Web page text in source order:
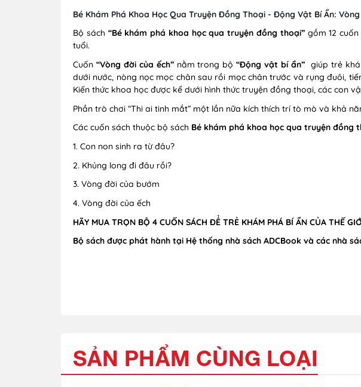
Bé Khám Phá Khoa Học Qua Truyện Đồng Thoại - Động Vật Bí Ẩn: Vòng
Bộ sách “Bé khám phá khoa học qua truyện đồng thoại”gồm 12 cuốn
tuổi.
Cuốn “Vòng đời của ếch”nằm trong bộ“Động vật bí ẩn” giúp trẻ
dưới nước, nòng nọc mọc chân sau rồi mọc chân trước và rụng đuôi,
Kiến thức khoa học được kể dưới hình thức truyện đồng thoại, các con
Phần trò chơi “Thi ai tinh mắt” một lần nữa kích thích trí tò mò và khả
Các cuốn sách thuộc bộ sách Bé khám phá khoa học qua truyện đồng
1. Con non sinh ra từ đâu?
2. Khủng long đi đâu rồi?
3. Vòng đời của bướm
4. Vòng đời của ếch
HÃY MUA TRỌN BỘ 4 CUỐN SÁCH ĐỂ TRẺ KHÁM PHÁ BÍ ẨN CỦA THẾ
Bộ sách được phát hành tại Hệ thống nhà sách ADCBook và các nhà
SẢN PHẨM CÙNG LOẠI